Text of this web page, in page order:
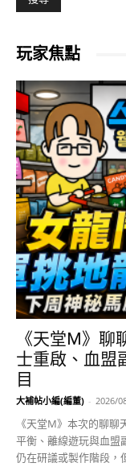
玩家焦點
《天堂M》聊
士重啟、血盟
目
大補帖小編(編董) - 2026/
《天堂M》本次的聊
平衡、離線遊玩與血盟
仍在研議或製作階段，